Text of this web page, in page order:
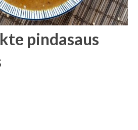
pindasaus